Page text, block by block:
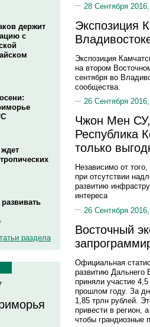
держит
с
раздела
28 Сентября
Экспозиция
Экспозиция
на втором
сентября во
сообщества.
26 Сентября 2016,
Чжон Мен СУ,
Республика
только
Независимо от
при отсутствии
развитию
интереса
26 Сентября
Восточный
Официальная
развитию
приняли участие
прошлом году. За
1,85 трлн рублей.
привести в регион,
чтобы грандиозные